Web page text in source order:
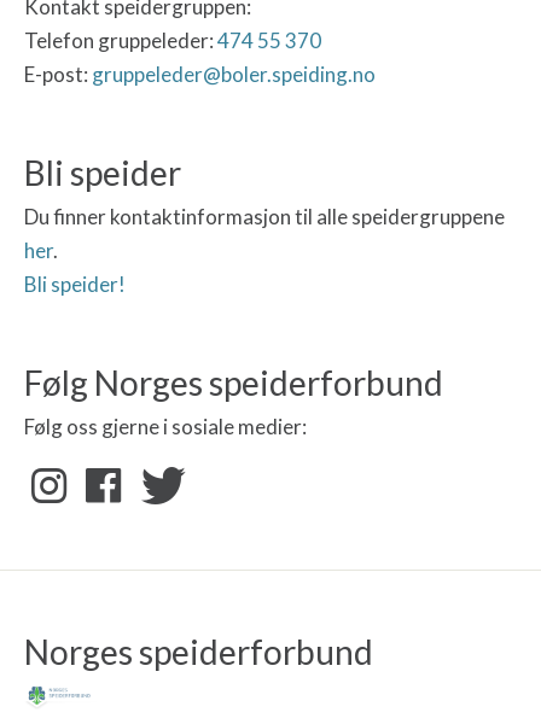
Kontakt speidergruppen:
Telefon gruppeleder:474 55 370
E-post: gruppeleder@boler.speiding.no
Bli speider
Du finner kontaktinformasjon til alle speidergruppene
her.
Bli speider!
Følg Norges speiderforbund
Følg oss gjerne i sosiale medier:
Norges speiderforbund